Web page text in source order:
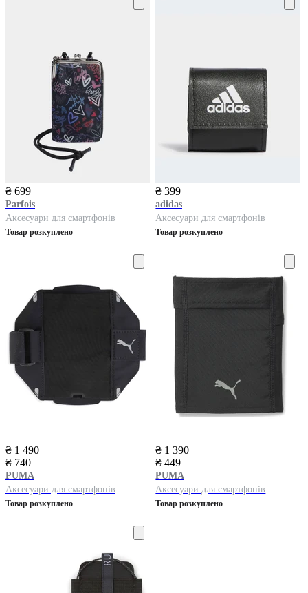
₴ 699
Parfois
Аксесуари для смартфонів
Товар розкуплено
₴ 399
adidas
Аксесуари для смартфонів
Товар розкуплено
₴ 1 490
₴ 740
PUMA
Аксесуари для смартфонів
Товар розкуплено
₴ 1 390
₴ 449
PUMA
Аксесуари для смартфонів
Товар розкуплено